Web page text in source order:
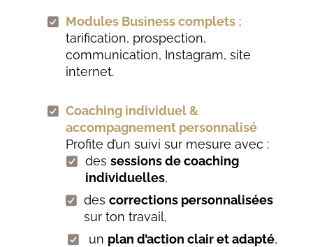
Modules Business complets :
tarification, prospection,
communication, Instagram, site
internet.
Coaching individuel &
accompagnement personnalisé
Profite d’un suivi sur mesure avec :
dessessions de coaching
individuelles,
des corrections personnalisées
sur ton travail,
un plan d’action clair et adapté,